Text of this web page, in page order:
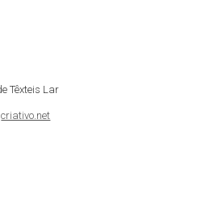
Têxteis Lar
criativo.net